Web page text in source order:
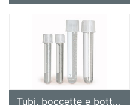
Tubi, boccette e bottiglie di coltura